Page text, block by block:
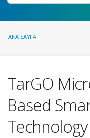
ANA SAYFA
TarGO
Based
Technology